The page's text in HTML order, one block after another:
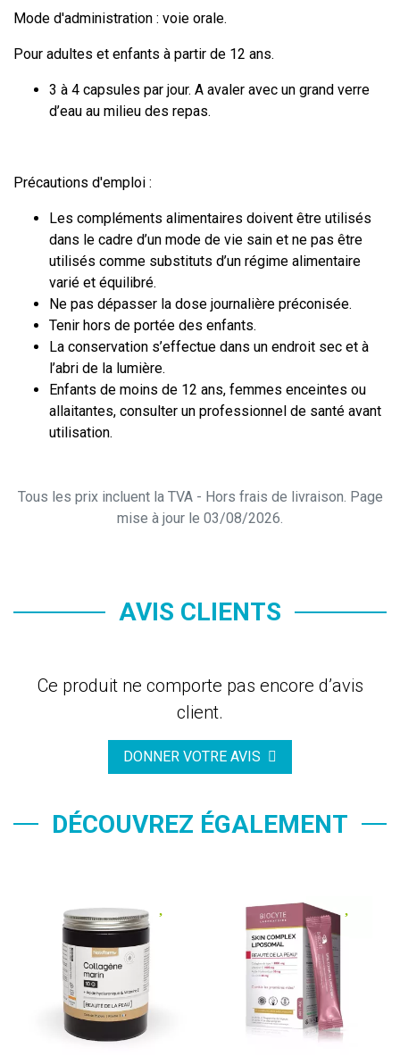
Mode d'administration : voie orale.
Pour adultes et enfants à partir de 12 ans.
3 à 4 capsules par jour. A avaler avec un grand verre
d’eau au milieu des repas.
Précautions d'emploi :
Les compléments alimentaires doivent être utilisés
dans le cadre d’un mode de vie sain et ne pas être
utilisés comme substituts d’un régime alimentaire
varié et équilibré.
Ne pas dépasser la dose journalière préconisée.
Tenir hors de portée des enfants.
La conservation s’effectue dans un endroit sec et à
l’abri de la lumière.
Enfants de moins de 12 ans, femmes enceintes ou
allaitantes, consulter un professionnel de santé avant
utilisation.
Tous les prix incluent la TVA - Hors frais de livraison. Page
mise à jour le 03/08/2026.
AVIS CLIENTS
Ce produit ne comporte pas encore d’avis
client.
DONNER VOTRE AVIS
DÉCOUVREZ ÉGALEMENT